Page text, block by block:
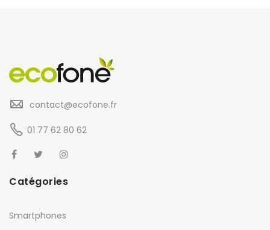
contact@ecofone.fr
01 77 62 80 62
Catégories
Smartphones